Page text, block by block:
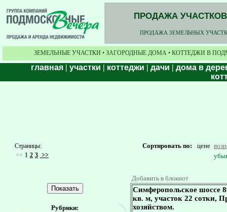
ПРОДАЖА
ПРОДАЖА ЗЕМЕЛЬНЫХ
ЗЕМЕЛЬНЫЕ УЧАСТКИ • ЗАГОРОДНЫЕ ДОМА • КОТТЕДЖИ В
главная | участки | коттеджи | дачи | дома в
Страницы:
<< 1 2 3 >>
Сортировать по: цене
Рубрики:
Добавить в блокнот
Симферопольское шоссе
кв. м, участок 22 сотки,
хозяйством.